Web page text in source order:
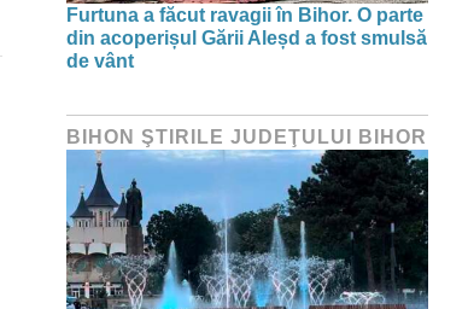
Furtuna a făcut ravagii în Bihor. O parte
din acoperișul Gării Aleșd a fost smulsă
de vânt
BIHON ŞTIRILE JUDEŢULUI BIHOR